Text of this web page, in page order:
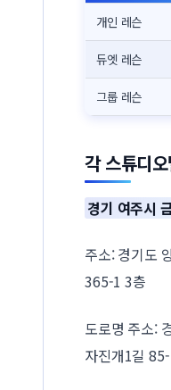
개인 레슨
듀엣 레슨
그룹 레슨
각 스튜디
경기 여주시
주소: 경기도
365-1 3층
도로명 주소:
자진개1길